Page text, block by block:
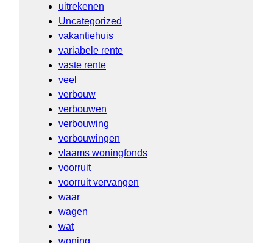
uitrekenen
Uncategorized
vakantiehuis
variabele rente
vaste rente
veel
verbouw
verbouwen
verbouwing
verbouwingen
vlaams woningfonds
voorruit
voorruit vervangen
waar
wagen
wat
woning